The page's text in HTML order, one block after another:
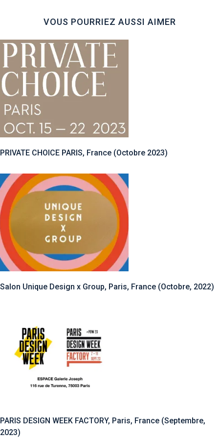
VOUS POURRIEZ AUSSI AIMER
PRIVATE CHOICE PARIS, France (Octobre 2023)
Salon Unique Design x Group, Paris, France (Octobre, 2022)
PARIS DESIGN WEEK FACTORY, Paris, France (Septembre,
2023)